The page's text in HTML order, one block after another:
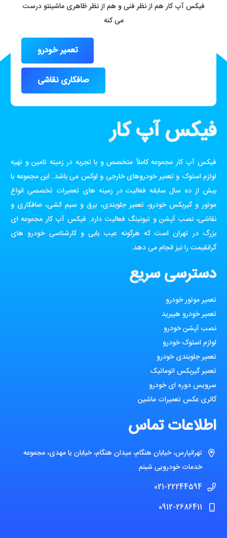
فیکس آپ کار هم از نظر فنی و هم از نظر ظاهری ماشینتو درست
می کنه
تعمیر خودرو
صافکاری نقاشی
فیکس آپ کار
فیکس آپ کار مجموعه کاملاً متخصص و با تجربه در زمینه تامین و تهیه
لوازم استوک و تعمیر خودروهای خارجی و لوکس می باشد. این مجموعه با
بیش از ده سال سابقه فعالیت در زمینه های تعمیرات تخصصی انواع
موتور و گیربکس خودرو، تعمیر جلوبندی، برق و سیم کشی، صافکاری و
نقاشی، نصب آپشن و تیونینگ فعالیت دارد. فیکس آپ کار مجموعه ای
بزرگ در تهران است که هرگونه عیب یابی و کارشناسی خودرو های
گرانقیمت را نیز انجام می دهد.
دسترسی سریع
تعمیر موتور خودرو
تعمیر خودرو هیبرید
نصب آپشن خودرو
لوازم استوک خودرو
تعمیر جلوبندی خودرو
تعمیر گیربکس اتوماتیک
سرویس دوره ای خودرو
گالری عکس تعمیرات ماشین
اطلاعات تماس
تهرانپارس، خیابان هنگام، میدان هنگام، خیابان یا مهدی، مجموعه
خدمات خودرویی شبنم
021-22244594
0912-2686411